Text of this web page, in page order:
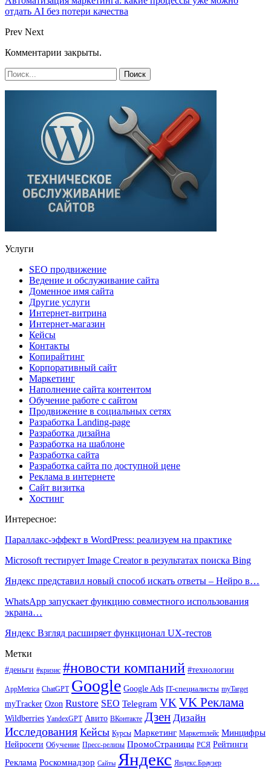
отдать AI без потери качества
Prev Next
Комментарии закрыты.
Услуги
SEO продвижение
Ведение и обслуживание сайта
Доменное имя сайта
Другие услуги
Интернет-витрина
Интернет-магазин
Кейсы
Контакты
Копирайтинг
Корпоративный сайт
Маркетинг
Наполнение сайта контентом
Обучение работе с сайтом
Продвижение в социальных сетях
Разработка Landing-page
Разработка дизайна
Разработка на шаблоне
Разработка сайта
Разработка сайта по доступной цене
Реклама в интернете
Сайт визитка
Хостинг
Интересное:
Параллакс-эффект в WordPress: реализуем на практике
Microsoft тестирует Image Creator в результатах поиска Bing
Яндекс представил новый способ искать ответы – Нейро в…
WhatsApp запускает функцию совместного использования
экрана…
Яндекс Взгляд расширяет функционал UX-тестов
Метки
#деньги #кризис #новости компаний #технологии
AppMetrica ChatGPT Google Google Ads IT-специалисты myTarget
myTracker Ozon Rustore SEO Telegram VK VK Реклама
Wildberries YandexGPT Авито ВКонтакте Дзен Дизайн
Исследования Кейсы Курсы Маркетинг Маркетплейс Минцифры
Нейросети Обучение Пресс-релизы ПромоСтраницы РСЯ Рейтинги
Реклама Роскомнадзор Сайты Яндекс Яндекс.Браузер